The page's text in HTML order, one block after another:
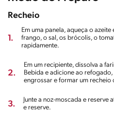
Recheio
1.
Em uma panela, aqueça o
frango, o sal, os brócolis, o
rapidamente.
2.
Em um recipiente, dissolva a
Bebida e adicione ao
engrossar e formar um recheio
3.
Junte a noz-moscada e reserve
e reserve.